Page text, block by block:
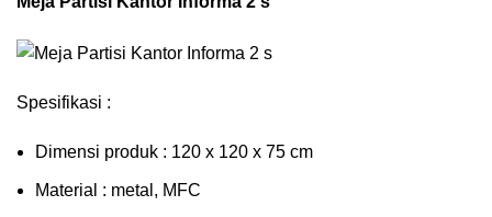
Spesifikasi :
Dimensi produk : 120 x 120 x 75 сm
Mаtеrіаl : metal, MFC